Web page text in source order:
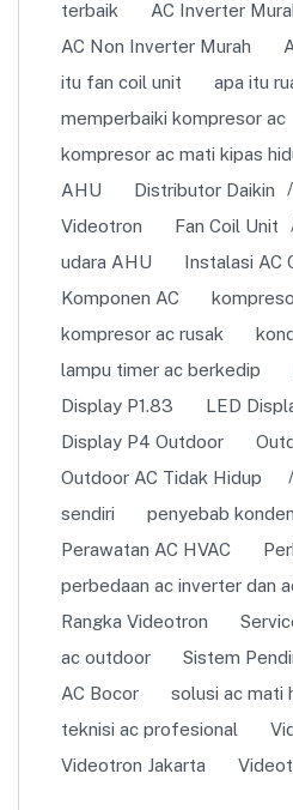
terbaik
AC Inverter
AC Non Inverter Murah
itu fan coil unit
apa itu
memperbaiki kompresor ac
kompresor ac mati kipas
AHU
Distributor Daikin
Videotron
Fan Coil Unit
udara AHU
Instalasi AC
Komponen AC
kompresor ac rusak
lampu timer ac berkedip
Display P1.83
LED
Display P4 Outdoor
Outdoor AC Tidak Hidup
sendiri
penyebab
Perawatan AC HVAC
perbedaan ac inverter dan
Rangka Videotron
ac outdoor
Sistem
AC Bocor
solusi ac mati
teknisi ac profesional
Videotron Jakarta